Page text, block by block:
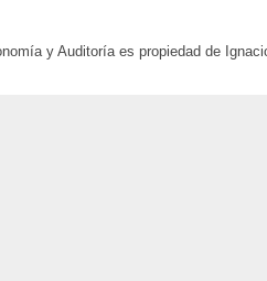
y Auditoría es propiedad de